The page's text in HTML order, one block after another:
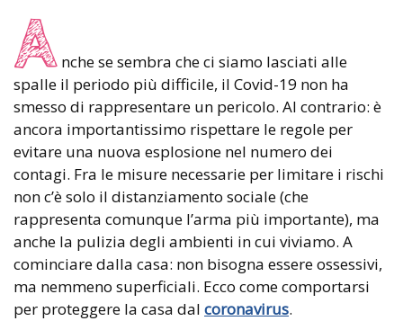
A nche se sembra che ci siamo lasciati alle
spalle il periodo più difficile, il Covid-19 non ha
smesso di rappresentare un pericolo. Al contrario: è
ancora importantissimo rispettare le regole per
evitare una nuova esplosione nel numero dei
contagi. Fra le misure necessarie per limitare i rischi
non c’è solo il distanziamento sociale (che
rappresenta comunque l’arma più importante), ma
anche la pulizia degli ambienti in cui viviamo. A
cominciare dalla casa: non bisogna essere ossessivi,
ma nemmeno superficiali. Ecco come comportarsi
per proteggere la casa dal coronavirus.